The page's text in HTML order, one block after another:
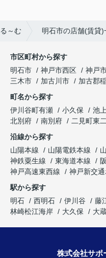
～む 明石市の店舗(賃貸)
市区町村から探す
明石市
神戸市西区 神戸
三木市
加古川市 加古郡
町名から探す
伊川谷町有瀬
小久保 池上
北別府
南別府 二見町東
沿線から探す
山陽本線
山陽電鉄本線
神鉄粟生線
東海道本線
神戸高速東西線
神戸新交
駅から探す
明石
西明石 伊川谷 藤
林崎松江海岸
大久保 大
株式会社サポ